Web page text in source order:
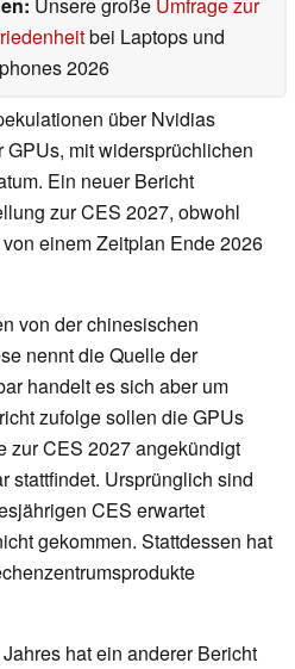
bei Laptops und
2026
über Nvidias
mit widersprüchlichen
Ein neuer Bericht
zur CES 2027, obwohl
einem Zeitplan Ende 2026
von der chinesischen
nennt die Quelle der
handelt es sich aber um
zufolge sollen die GPUs
zur CES 2027 angekündigt
stattfindet. Ursprünglich sind
CES erwartet
gekommen. Stattdessen hat
hat ein anderer Bericht